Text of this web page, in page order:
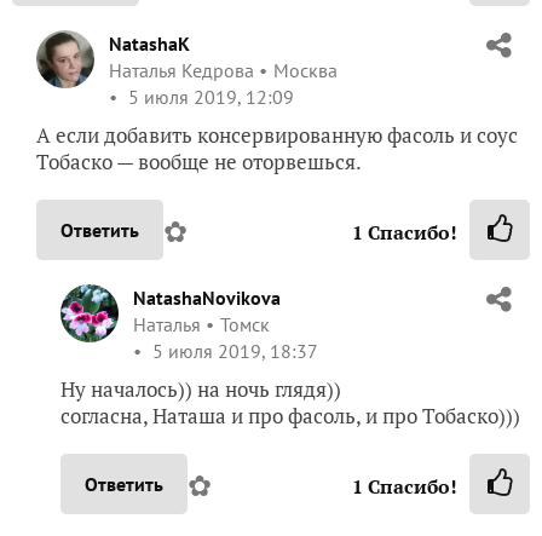
NatashaK
Наталья Кедрова
Москва
5 июля 2019, 12:09
А если добавить консервированную фасоль и соус
Тобаско — вообще не оторвешься.
Ответить ✿ 1 Спасибо!
NatashaNovikova
Наталья
Томск
5 июля 2019, 18:37
Ну началось)) на ночь глядя))
согласна, Наташа и про фасоль, и про Тобаско)))
Ответить ✿ 1 Спасибо!